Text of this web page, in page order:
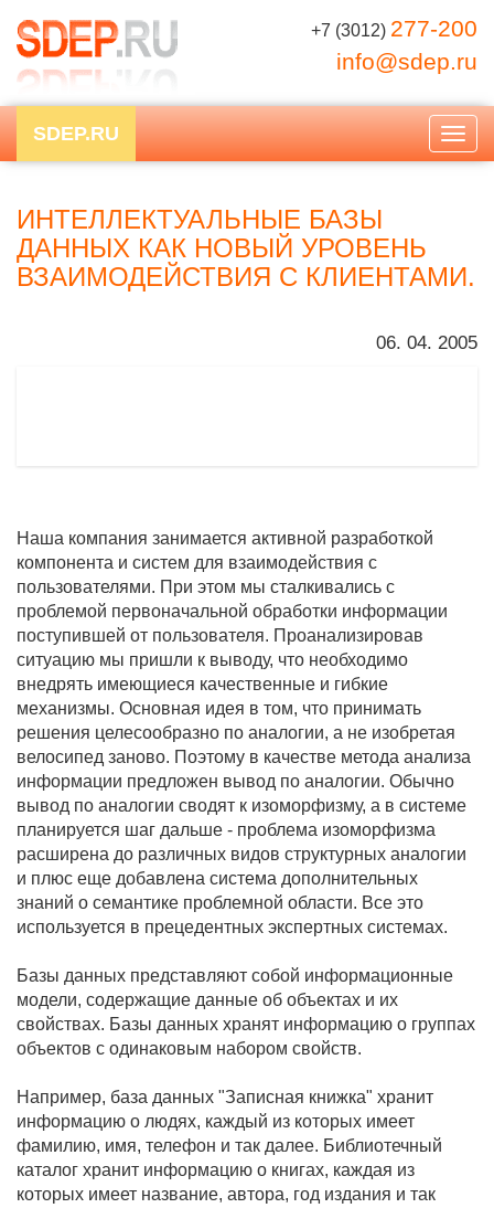
+7 (3012) 277-200
info@sdep.ru
SDEP.RU
ИНТЕЛЛЕКТУАЛЬНЫЕ БАЗЫ
ДАННЫХ КАК НОВЫЙ УРОВЕНЬ
ВЗАИМОДЕЙСТВИЯ С КЛИЕНТАМИ.
06. 04. 2005
Наша компания занимается активной разработкой
компонента и систем для взаимодействия с
пользователями. При этом мы сталкивались с
проблемой первоначальной обработки информации
поступившей от пользователя. Проанализировав
ситуацию мы пришли к выводу, что необходимо
внедрять имеющиеся качественные и гибкие
механизмы. Основная идея в том, что принимать
решения целесообразно по аналогии, а не изобретая
велосипед заново. Поэтому в качестве метода анализа
информации предложен вывод по аналогии. Обычно
вывод по аналогии сводят к изоморфизму, а в системе
планируется шаг дальше - проблема изоморфизма
расширена до различных видов структурных аналогии
и плюс еще добавлена система дополнительных
знаний о семантике проблемной области. Все это
используется в прецедентных экспертных системах.
Базы данных представляют собой информационные
модели, содержащие данные об объектах и их
свойствах. Базы данных хранят информацию о группах
объектов с одинаковым набором свойств.
Например, база данных "Записная книжка" хранит
информацию о людях, каждый из которых имеет
фамилию, имя, телефон и так далее. Библиотечный
каталог хранит информацию о книгах, каждая из
которых имеет название, автора, год издания и так